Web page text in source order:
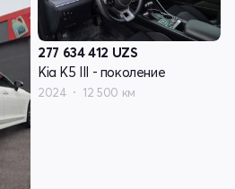
277 634 412 UZS
Kia K5 III - поколение
2024 12 500 км